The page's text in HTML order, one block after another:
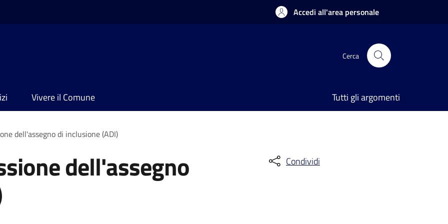
Accedi all'area personale
Cerca
Vivere il Comune Tutti gli argomenti
dell'assegno di inclusione (ADI)
dell'assegno Condividi